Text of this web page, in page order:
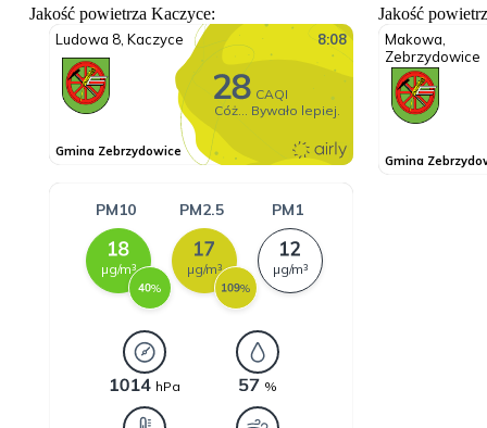
Jakość powietrza Kaczyce: Jakość